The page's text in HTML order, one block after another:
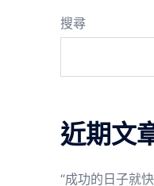
搜尋
近期文
“成功的日子就